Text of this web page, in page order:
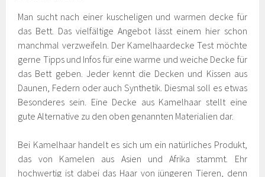
Man sucht nach einer kuscheligen und warmen decke für
das Bett. Das vielfältige Angebot lässt einem hier schon
manchmal verzweifeln. Der Kamelhaardecke Test möchte
gerne Tipps und Infos für eine warme und weiche Decke für
das Bett geben. Jeder kennt die Decken und Kissen aus
Daunen, Federn oder auch Synthetik. Diesmal soll es etwas
Besonderes sein. Eine Decke aus Kamelhaar stellt eine
gute Alternative zu den oben genannten Materialien dar.
Bei Kamelhaar handelt es sich um ein natürliches Produkt,
das von Kamelen aus Asien und Afrika stammt. Ehr
hochwertig ist dabei das Haar von jüngeren Tieren, denn